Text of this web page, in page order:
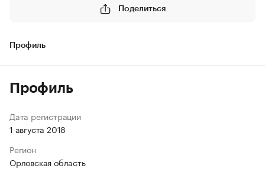
Поделиться
Профиль
Профиль
Дата регистрации
1 августа 2018
Регион
Орловская область